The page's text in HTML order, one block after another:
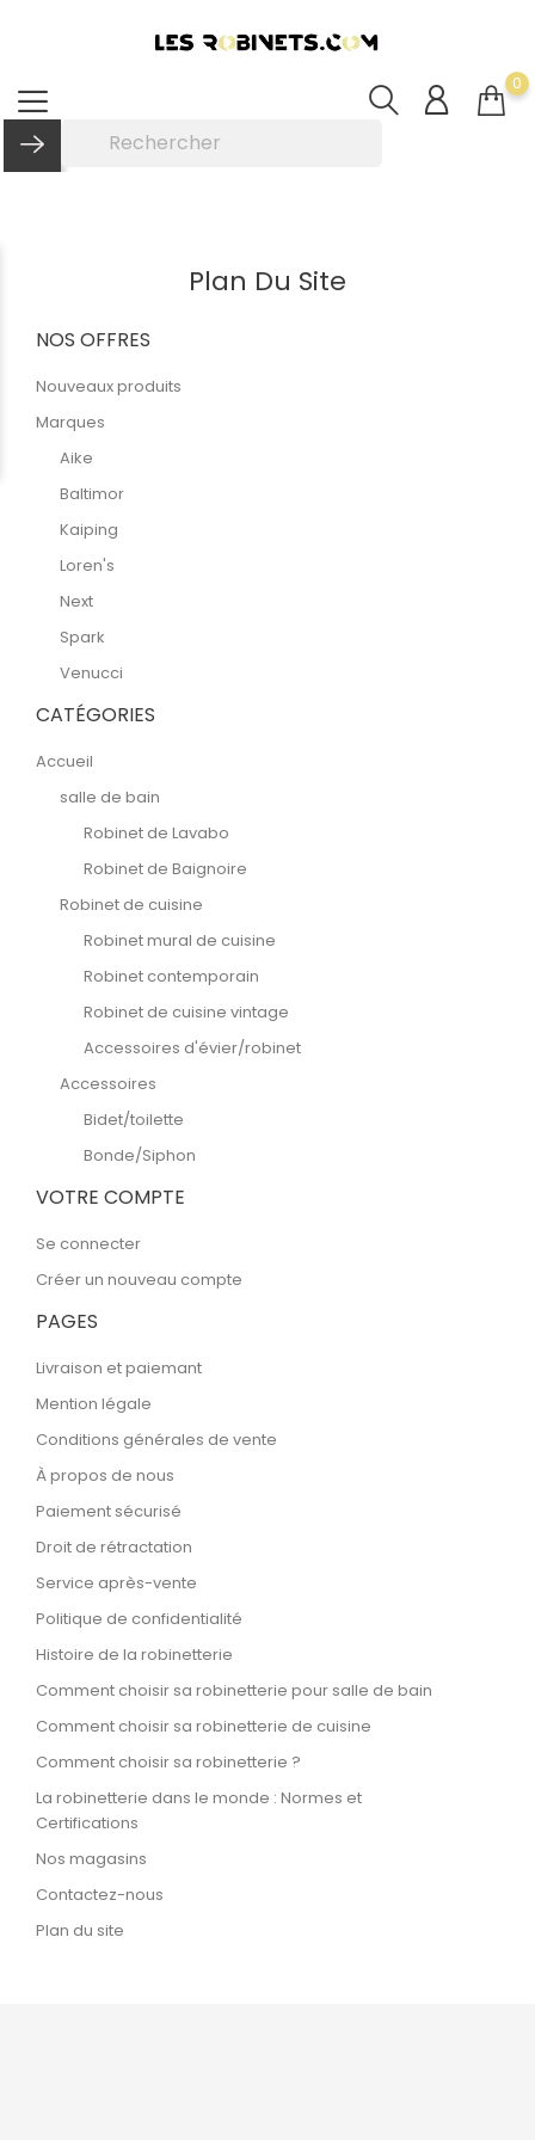
0
Plan Du Site
NOS OFFRES
Nouveaux produits
Marques
Aike
Baltimor
Kaiping
Loren's
Next
Spark
Venucci
CATÉGORIES
Accueil
salle de bain
Robinet de Lavabo
Robinet de Baignoire
Robinet de cuisine
Robinet mural de cuisine
Robinet contemporain
Robinet de cuisine vintage
Accessoires d'évier/robinet
Accessoires
Bidet/toilette
Bonde/Siphon
VOTRE COMPTE
Se connecter
Créer un nouveau compte
PAGES
Livraison et paiemant
Mention légale
Conditions générales de vente
À propos de nous
Paiement sécurisé
Droit de rétractation
Service après-vente
Politique de confidentialité
Histoire de la robinetterie
Comment choisir sa robinetterie pour salle de bain
Comment choisir sa robinetterie de cuisine
Comment choisir sa robinetterie ?
La robinetterie dans le monde : Normes et
Certifications
Nos magasins
Contactez-nous
Plan du site